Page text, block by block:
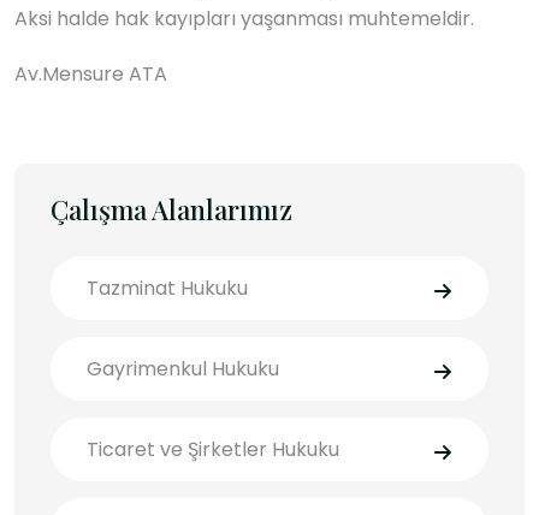
Aksi halde hak kayıpları yaşanması muhtemeldir.
Av.Mensure ATA
Çalışma Alanlarımız
Tazminat Hukuku
Gayrimenkul Hukuku
Ticaret ve Şirketler Hukuku